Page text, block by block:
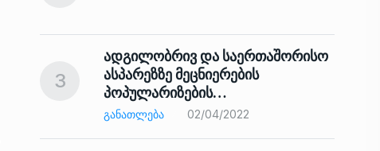
3
ადგილობრივ და საერთაშორისო
ასპარეზზე მეცნიერების
პოპულარიზების…
ᲒᲐᲜᲐᲗᲚᲔᲑᲐ 02/04/2022